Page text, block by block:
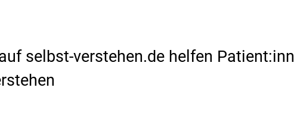
selbst-verstehen.de helfen